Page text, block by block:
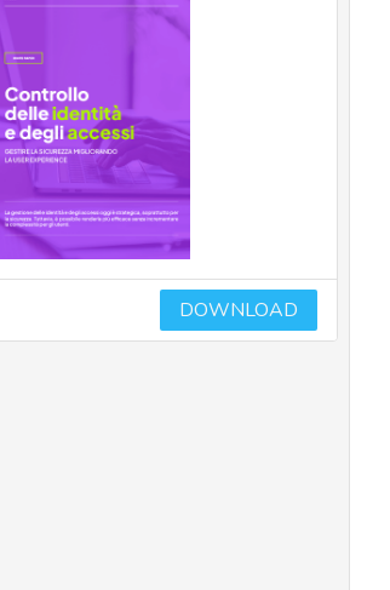
DOWNLOAD